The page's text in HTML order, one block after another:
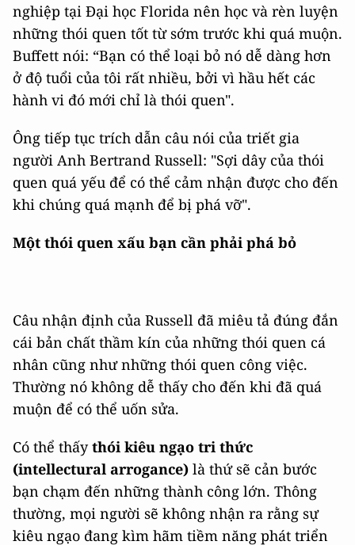
nghiệp tại Đại học Florida nên học và rèn luyện
những thói quen tốt từ sớm trước khi quá muộn.
Buffett nói: “Bạn có thể loại bỏ nó dễ dàng hơn
ở độ tuổi của tôi rất nhiều, bởi vì hầu hết các
hành vi đó mới chỉ là thói quen".
Ông tiếp tục trích dẫn câu nói của triết gia
người Anh Bertrand Russell: "Sợi dây của thói
quen quá yếu để có thể cảm nhận được cho đến
khi chúng quá mạnh để bị phá vỡ".
Một thói quen xấu bạn cần phải phá bỏ
Câu nhận định của Russell đã miêu tả đúng đắn
cái bản chất thầm kín của những thói quen cá
nhân cũng như những thói quen công việc.
Thường nó không dễ thấy cho đến khi đã quá
muộn để có thể uốn sửa.
Có thể thấythói kiêu ngạo tri thức
(intellectural arrogance) là thứ sẽ cản bước
bạn chạm đến những thành công lớn. Thông
thường, mọi người sẽ không nhận ra rằng sự
kiêu ngạo đang kìm hãm tiềm năng phát triển